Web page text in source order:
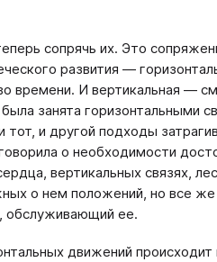
сопрячь их. Это
развития —
времени. И вертикальная —
занята горизонтальными
и другой подходы
о необходимости
вертикальных связях,
о нем положений, но все
обслуживающий ее.
движений